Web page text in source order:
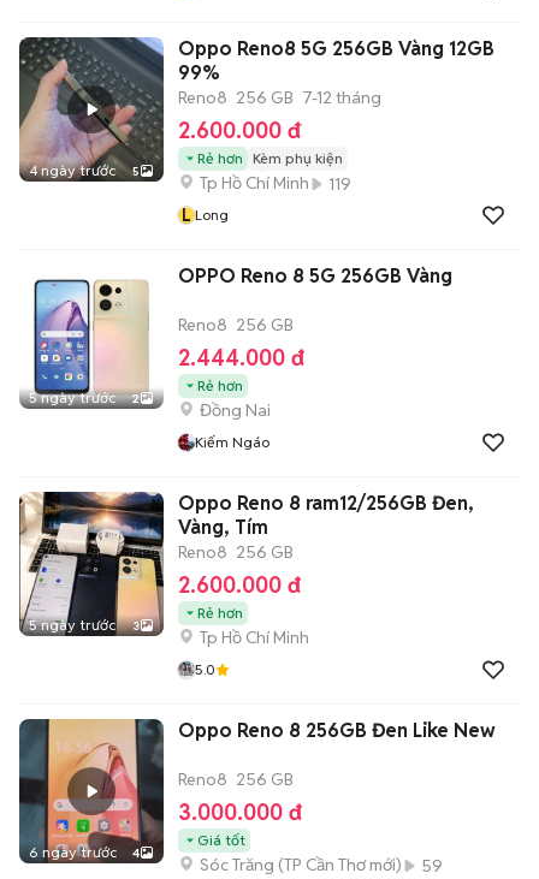
4 ngày trước 5
Oppo Reno8 5G 256GB Vàng 12GB
99%
Reno8 256 GB 7-12 tháng
2.600.000 đ
Rẻ hơn Kèm phụ kiện
Tp Hồ Chí Minh
119
L Long
5 ngày trước 2
OPPO Reno 8 5G 256GB Vàng
Reno8 256 GB
2.444.000 đ
Rẻ hơn
Đồng Nai
Kiếm Ngáo
5 ngày trước 3
Oppo Reno 8 ram12/256GB Đen,
Vàng, Tím
Reno8 256 GB
2.600.000 đ
Rẻ hơn
Tp Hồ Chí Minh
5.0
6 ngày trước 4
Oppo Reno 8 256GB Đen Like New
Reno8 256 GB
3.000.000 đ
Giá tốt
Sóc Trăng (TP Cần Thơmới) 59